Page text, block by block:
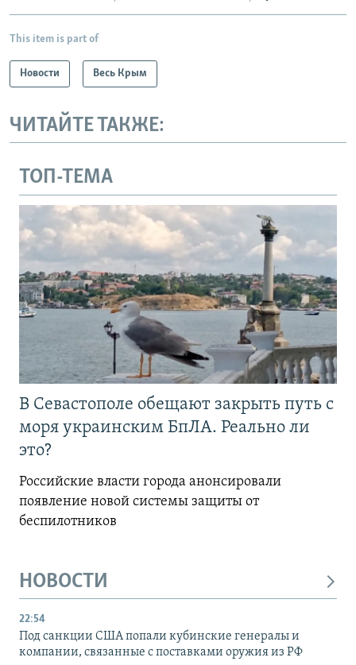
This item is part of
Новости Весь Крым
ЧИТАЙТЕ ТАКЖЕ:
ТОП-ТЕМА
В Севастополе обещают закрыть путь с
моря украинским БпЛА. Реально ли
это?
Российские власти города анонсировали
появление новой системы защиты от
беспилотников
НОВОСТИ
22:54
Под санкции США попали кубинские генералы и
компании, связанные с поставками оружия из РФ